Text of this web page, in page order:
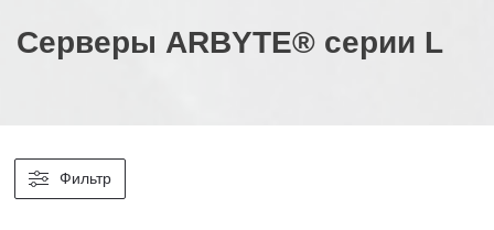
Серверы ARBYTE® серии L
Фильтр